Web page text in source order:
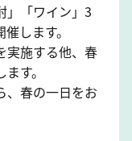
」「ワイン」3
します。
実施する他、春
す。
、春の一日をお